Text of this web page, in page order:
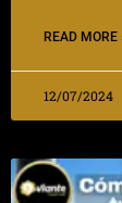
READ MORE
12/07/2024